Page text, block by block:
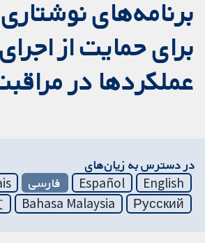
برنامه‌های
برای حمایت از
عملکرد‌ها در
در دسترس به زیان‌های
English
Español فارسی
Русский
Bahasa Malaysia